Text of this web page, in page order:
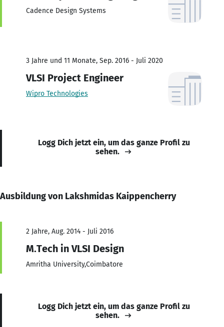
Cadence Design Systems
3 Jahre und 11 Monate, Sep. 2016 - Juli 2020
VLSI Project Engineer
Wipro Technologies
Logg Dich jetzt ein, um das ganze Profil zu
sehen.
Ausbildung von Lakshmidas Kaippencherry
2 Jahre, Aug. 2014 - Juli 2016
M.Tech in VLSI Design
Amritha University,Coimbatore
Logg Dich jetzt ein, um das ganze Profil zu
sehen.